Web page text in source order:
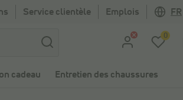
Service clientèle Emplois FR
0
cadeau Entretien des chaussures